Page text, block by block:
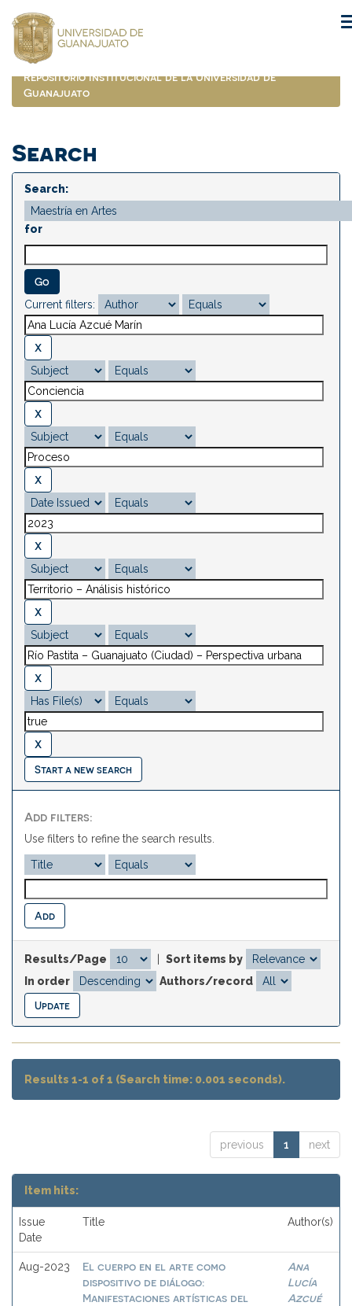
navigation
Repositorio Institucional de la Universidad de
Guanajuato
Search
Search:
for
Current filters:
Start a new search
Add filters:
Use filters to refine the search results.
Results/Page
Sort items by
In order
Authors/record
Results 1-1 of 1 (Search time: 0.001 seconds).
previous 1 next
Item hits:
Issue
Date
Title Author(s)
Aug-2023
El cuerpo en el arte como
dispositivo de diálogo:
Manifestaciones artísticas del
Ana
Lucía
Azcué